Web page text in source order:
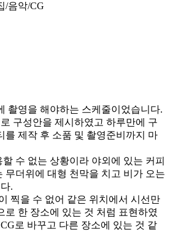
/음악/CG
촬영을 해야하는 스케줄이었습니다.
구성안을 제시하였고 하루만에 구
를 제작 후 소품 및 촬영준비까지 마
수 없는 상황이라 야외에 있는 커피
무더위에 대형 천막을 치고 비가 오는
.
찍을 수 없어 같은 위치에서 시선만
로 한 장소에 있는 것 처럼 표현하였
로 바꾸고 다른 장소에 있는 것 같